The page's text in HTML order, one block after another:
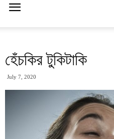
হেঁচকির টুকিটাকি
July 7, 2020